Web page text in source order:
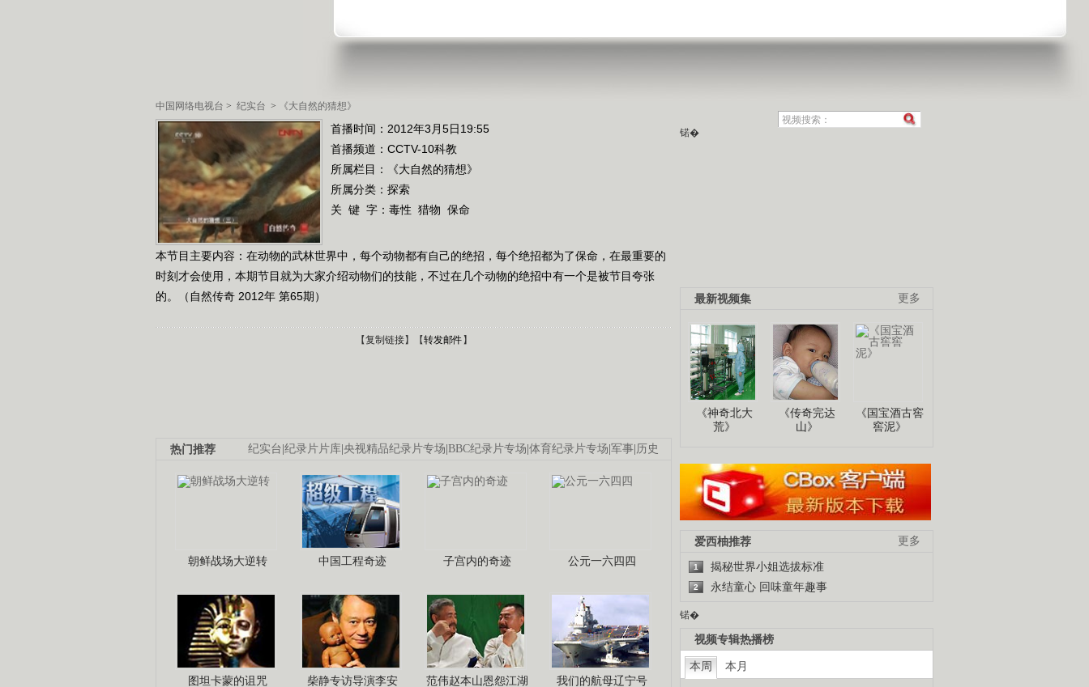
中国网络电视台 > 纪实台 > 《大自然的猜想》
首播时间：2012年3月5日19:55
首播频道： CCTV-10科教
所属栏目：
《大自然的猜想》
所属分类：探索
关 键 字： 毒性 猎物 保命
本节目主要内容：在动物的武林世界中，每个动物都有自己的绝招，每个绝招都为了保命，在最重要的
时刻才会使用，本期节目就为大家介绍动物们的技能，不过在几个动物的绝招中有一个是被节目夸张
的。（自然传奇 2012年 第65期）
【复制链接】【转发邮件】
纪实台|纪录片片库|央视精品纪录片专场|BBC纪录片专场|体育纪录片专场|军事| 历史
热门推荐
朝鲜战场大逆转 中国工程奇迹 子宫内的奇迹 公元一六四四
图坦卡蒙的诅咒 柴静专访导演李安 范伟赵本山恩怨江湖 我们的航母辽宁号
锘�
更多
最新视频集
《神奇北大
荒》
《传奇完达
山》
《国宝酒古窖
窖泥》
更多
爱西柚推荐
1 揭秘世界小姐选拔标准
2 永结童心 回味童年趣事
锘�
视频专辑热播榜
本周 本月